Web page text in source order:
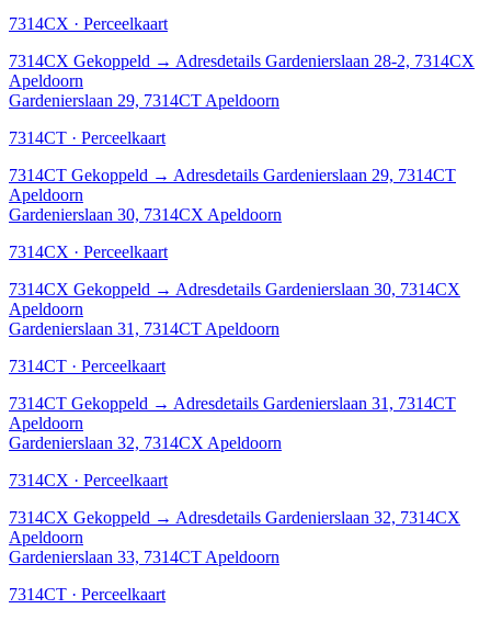
7314CX · Perceelkaart
7314CX Gekoppeld → Adresdetails Gardenierslaan 28-2, 7314CX
Apeldoorn
Gardenierslaan 29, 7314CT Apeldoorn
7314CT · Perceelkaart
7314CT Gekoppeld → Adresdetails Gardenierslaan 29, 7314CT
Apeldoorn
Gardenierslaan 30, 7314CX Apeldoorn
7314CX · Perceelkaart
7314CX Gekoppeld → Adresdetails Gardenierslaan 30, 7314CX
Apeldoorn
Gardenierslaan 31, 7314CT Apeldoorn
7314CT · Perceelkaart
7314CT Gekoppeld → Adresdetails Gardenierslaan 31, 7314CT
Apeldoorn
Gardenierslaan 32, 7314CX Apeldoorn
7314CX · Perceelkaart
7314CX Gekoppeld → Adresdetails Gardenierslaan 32, 7314CX
Apeldoorn
Gardenierslaan 33, 7314CT Apeldoorn
7314CT · Perceelkaart